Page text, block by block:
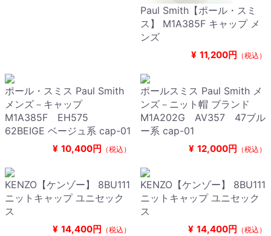
Paul Smith【ポール・スミ
ス】 M1A385F キャップ メ
ンズ
¥ 11,200円 （税込）
ポール・スミス Paul Smith
メンズ－キャップ
M1A385F EH575
62BEIGE ベージュ系 cap-01
¥ 10,400円 （税込）
ポールスミス Paul Smith メ
ンズ－ニット帽 ブランド
M1A202G AV357 47ブル
ー系 cap-01
¥ 12,000円 （税込）
KENZO【ケンゾー】 8BU111
ニットキャップ ユニセック
ス
¥ 14,400円 （税込）
KENZO【ケンゾー】 8BU111
ニットキャップ ユニセック
ス
¥ 14,400円 （税込）